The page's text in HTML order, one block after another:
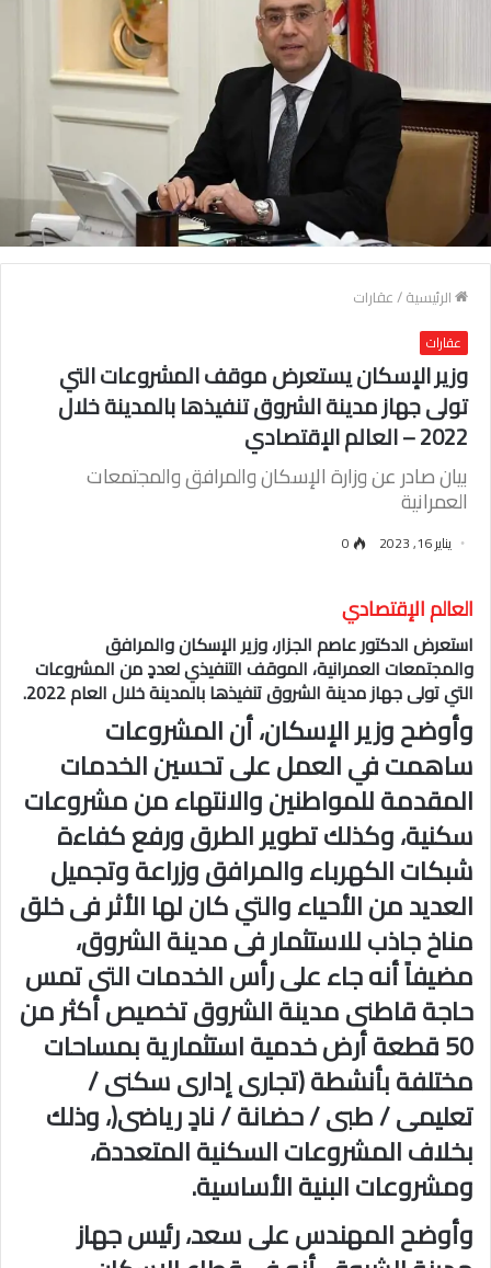
الرئيسية/عقارات
عقارات
وزير الإسكان يستعرض موقف المشروعات التي
تولى جهاز مدينة الشروق تنفيذها بالمدينة خلال
2022 – العالم الإقتصادي
بيان صادر عن وزارة الإسكان والمرافق والمجتمعات
العمرانية
يناير 16, 2023 0
العالم الإقتصادي
استعرض الدكتور عاصم الجزار، وزير الإسكان والمرافق
والمجتمعات العمرانية، الموقف التنفيذي لعددٍ من المشروعات
التي تولى جهاز مدينة الشروق تنفيذها بالمدينة خلال العام 2022.
وأوضح وزير الإسكان، أن المشروعات
ساهمت في العمل على تحسين الخدمات
المقدمة للمواطنين والانتهاء من مشروعات
سكنية، وكذلك تطوير الطرق ورفع كفاءة
شبكات الكهرباء والمرافق وزراعة وتجميل
العديد من الأحياء والتي كان لها الأثر فى خلق
مناخ جاذب للاستثمار فى مدينة الشروق،
مضيفاً أنه جاء على رأس الخدمات التى تمس
حاجة قاطنى مدينة الشروق تخصيص أكثر من
50 قطعة أرض خدمية استثمارية بمساحات
مختلفة بأنشطة (تجارى إدارى سكنى /
تعليمى / طبى / حضانة / نادٍ رياضى(، وذلك
بخلاف المشروعات السكنية المتعددة،
ومشروعات البنية الأساسية.
وأوضح المهندس على سعد، رئيس جهاز